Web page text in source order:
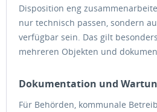
Disposition eng
nur technisch passen, sondern
verfügbar sein. Das gilt
mehreren Objekten und
Dokumentation und
Für Behörden, kommunale